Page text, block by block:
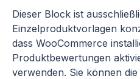
Dieser Block ist
Einzelproduktvorlagen
dass WooCommerce
Produktbewertungen
verwenden. Sie können